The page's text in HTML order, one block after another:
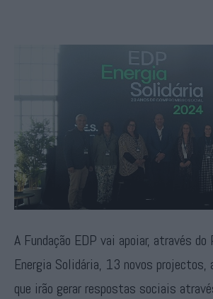
A Fundação EDP vai apoiar, através do
Energia Solidária, 13 novos projectos,
que irão gerar respostas sociais